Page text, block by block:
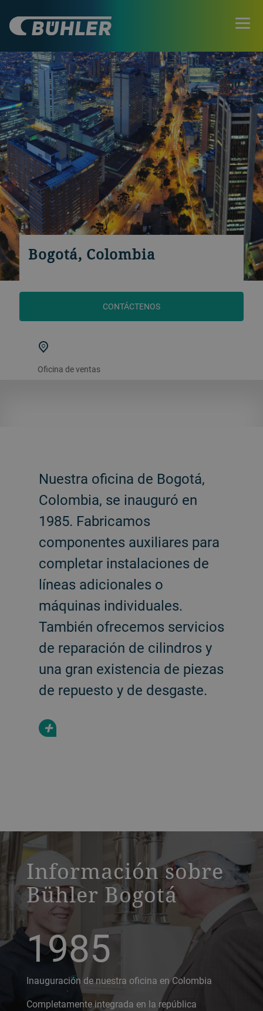
Bogotá, Colombia
CONTÁCTENOS
Oficina de ventas
Nuestra oficina de Bogotá,
Colombia, se inauguró en
1985. Fabricamos
componentes auxiliares para
completar instalaciones de
líneas adicionales o
máquinas individuales.
También ofrecemos servicios
de reparación de cilindros y
una gran existencia de piezas
de repuesto y de desgaste.
+
a decorative background image
Información sobre
Bühler Bogotá
1985
Inauguración de nuestra oficina en Colombia
Completamente integrada en la república